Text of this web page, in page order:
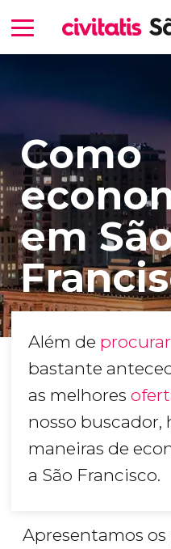
Como
em
Além de
bastante
as melhores
nosso buscador,
maneiras de
a São Francisco.
Apresentamos